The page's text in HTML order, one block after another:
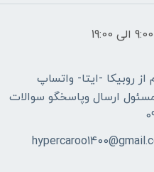
روبیکا -ایتا- واتساپ
مسئول ارسال وپاسخگو سوالات